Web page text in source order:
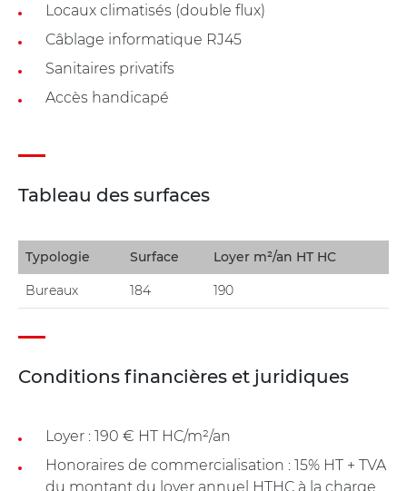
Locaux climatisés (double flux)
Câblage informatique RJ45
Sanitaires privatifs
Accès handicapé
Tableau des surfaces
Typologie Surface Loyer m²/an HT HC
Bureaux 184 190
Conditions financières et juridiques
Loyer : 190 € HT HC/m²/an
Honoraires de commercialisation : 15% HT + TVA
du montant du loyer annuel HTHC à la charge